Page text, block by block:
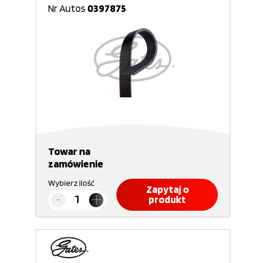
Nr Autos 0397875
Towar na
zamówienie
Wybierz ilość
Zapytaj o
produkt